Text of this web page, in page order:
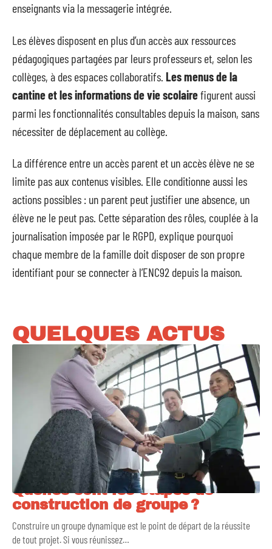
enseignants via la messagerie intégrée.
Les élèves disposent en plus d’un accès aux ressources
pédagogiques partagées par leurs professeurs et, selon les
collèges, à des espaces collaboratifs. Les menus de la
cantine et les informations de vie scolairefigurent aussi
parmi les fonctionnalités consultables depuis la maison, sans
nécessiter de déplacement au collège.
La différence entre un accès parent et un accès élève ne se
limite pas aux contenus visibles. Elle conditionne aussi les
actions possibles : un parent peut justifier une absence, un
élève ne le peut pas. Cette séparation des rôles, couplée à la
journalisation imposée par le RGPD, explique pourquoi
chaque membre de la famille doit disposer de son propre
identifiant pour se connecter à l’ENC92 depuis la maison.
QUELQUES ACTUS
Quelles sont les étapes de
construction de groupe ?
Construire un groupe dynamique est le point de départ de la réussite
de tout projet. Si vous réunissez…